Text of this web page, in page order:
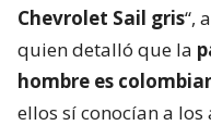
Chevrolet Sail gris“,
quien detalló que la
hombre es
ellos sí conocían a los